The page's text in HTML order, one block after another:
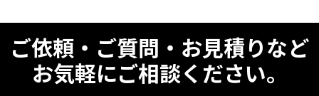
ご依頼・ご質問・お見積りなど
お気軽にご相談ください。